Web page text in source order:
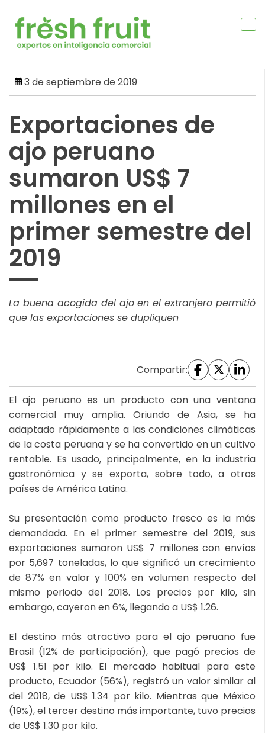
content
3 de septiembre de 2019
Exportaciones de
ajo peruano
sumaron US$ 7
millones en el
primer semestre del
2019
La buena acogida del ajo en el extranjero permitió
que las exportaciones se dupliquen
Compartir:
El ajo peruano es un producto con una ventana
comercial muy amplia. Oriundo de Asia, se ha
adaptado rápidamente a las condiciones climáticas
de la costa peruana y se ha convertido en un cultivo
rentable. Es usado, principalmente, en la industria
gastronómica y se exporta, sobre todo, a otros
países de América Latina.
Su presentación como producto fresco es la más
demandada. En el primer semestre del 2019, sus
exportaciones sumaron US$ 7 millones con envíos
por 5,697 toneladas, lo que significó un crecimiento
de 87% en valor y 100% en volumen respecto del
mismo periodo del 2018. Los precios por kilo, sin
embargo, cayeron en 6%, llegando a US$ 1.26.
El destino más atractivo para el ajo peruano fue
Brasil (12% de participación), que pagó precios de
US$ 1.51 por kilo. El mercado habitual para este
producto, Ecuador (56%), registró un valor similar al
del 2018, de US$ 1.34 por kilo. Mientras que México
(19%), el tercer destino más importante, tuvo precios
de US$ 1.30 por kilo.